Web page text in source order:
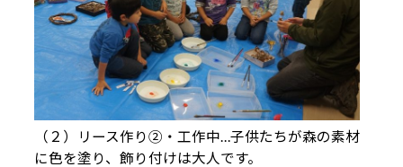
（２）リース作り②・工作中…子供たちが森の素材
に色を塗り、飾り付けは大人です。